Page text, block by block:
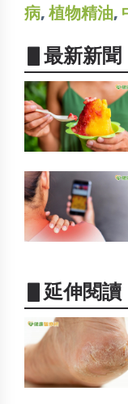
病, 植物精油,
▋最新新聞
▋延伸閱讀